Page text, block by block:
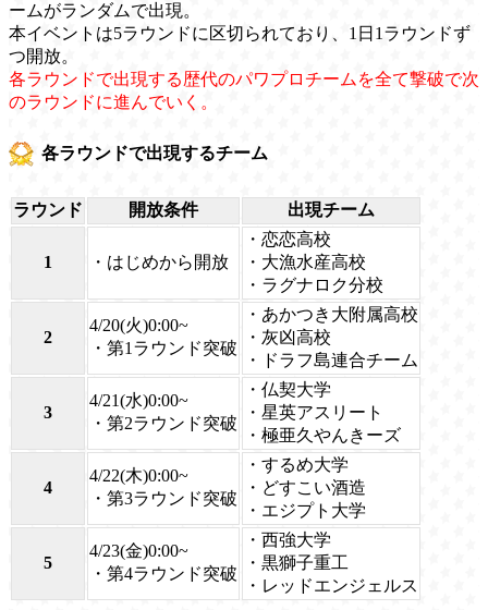
ームがランダムで出現。
本イベントは5ラウンドに区切られており、1日1ラウンドず
つ開放。
各ラウンドで出現する歴代のパワプロチームを全て撃破で次
のラウンドに進んでいく。
各ラウンドで出現するチーム
ラウンド 開放条件 出現チーム
1 ・はじめから開放
・恋恋高校
・大漁水産高校
・ラグナロク分校
2
4/20(火)0:00~
・第1ラウンド突破
・あかつき大附属高校
・灰凶高校
・ドラフ島連合チーム
3
4/21(水)0:00~
・第2ラウンド突破
・仏契大学
・星英アスリート
・極亜久やんきーズ
4
4/22(木)0:00~
・第3ラウンド突破
・するめ大学
・どすこい酒造
・エジプト大学
5
4/23(金)0:00~
・第4ラウンド突破
・西強大学
・黒獅子重工
・レッドエンジェルス